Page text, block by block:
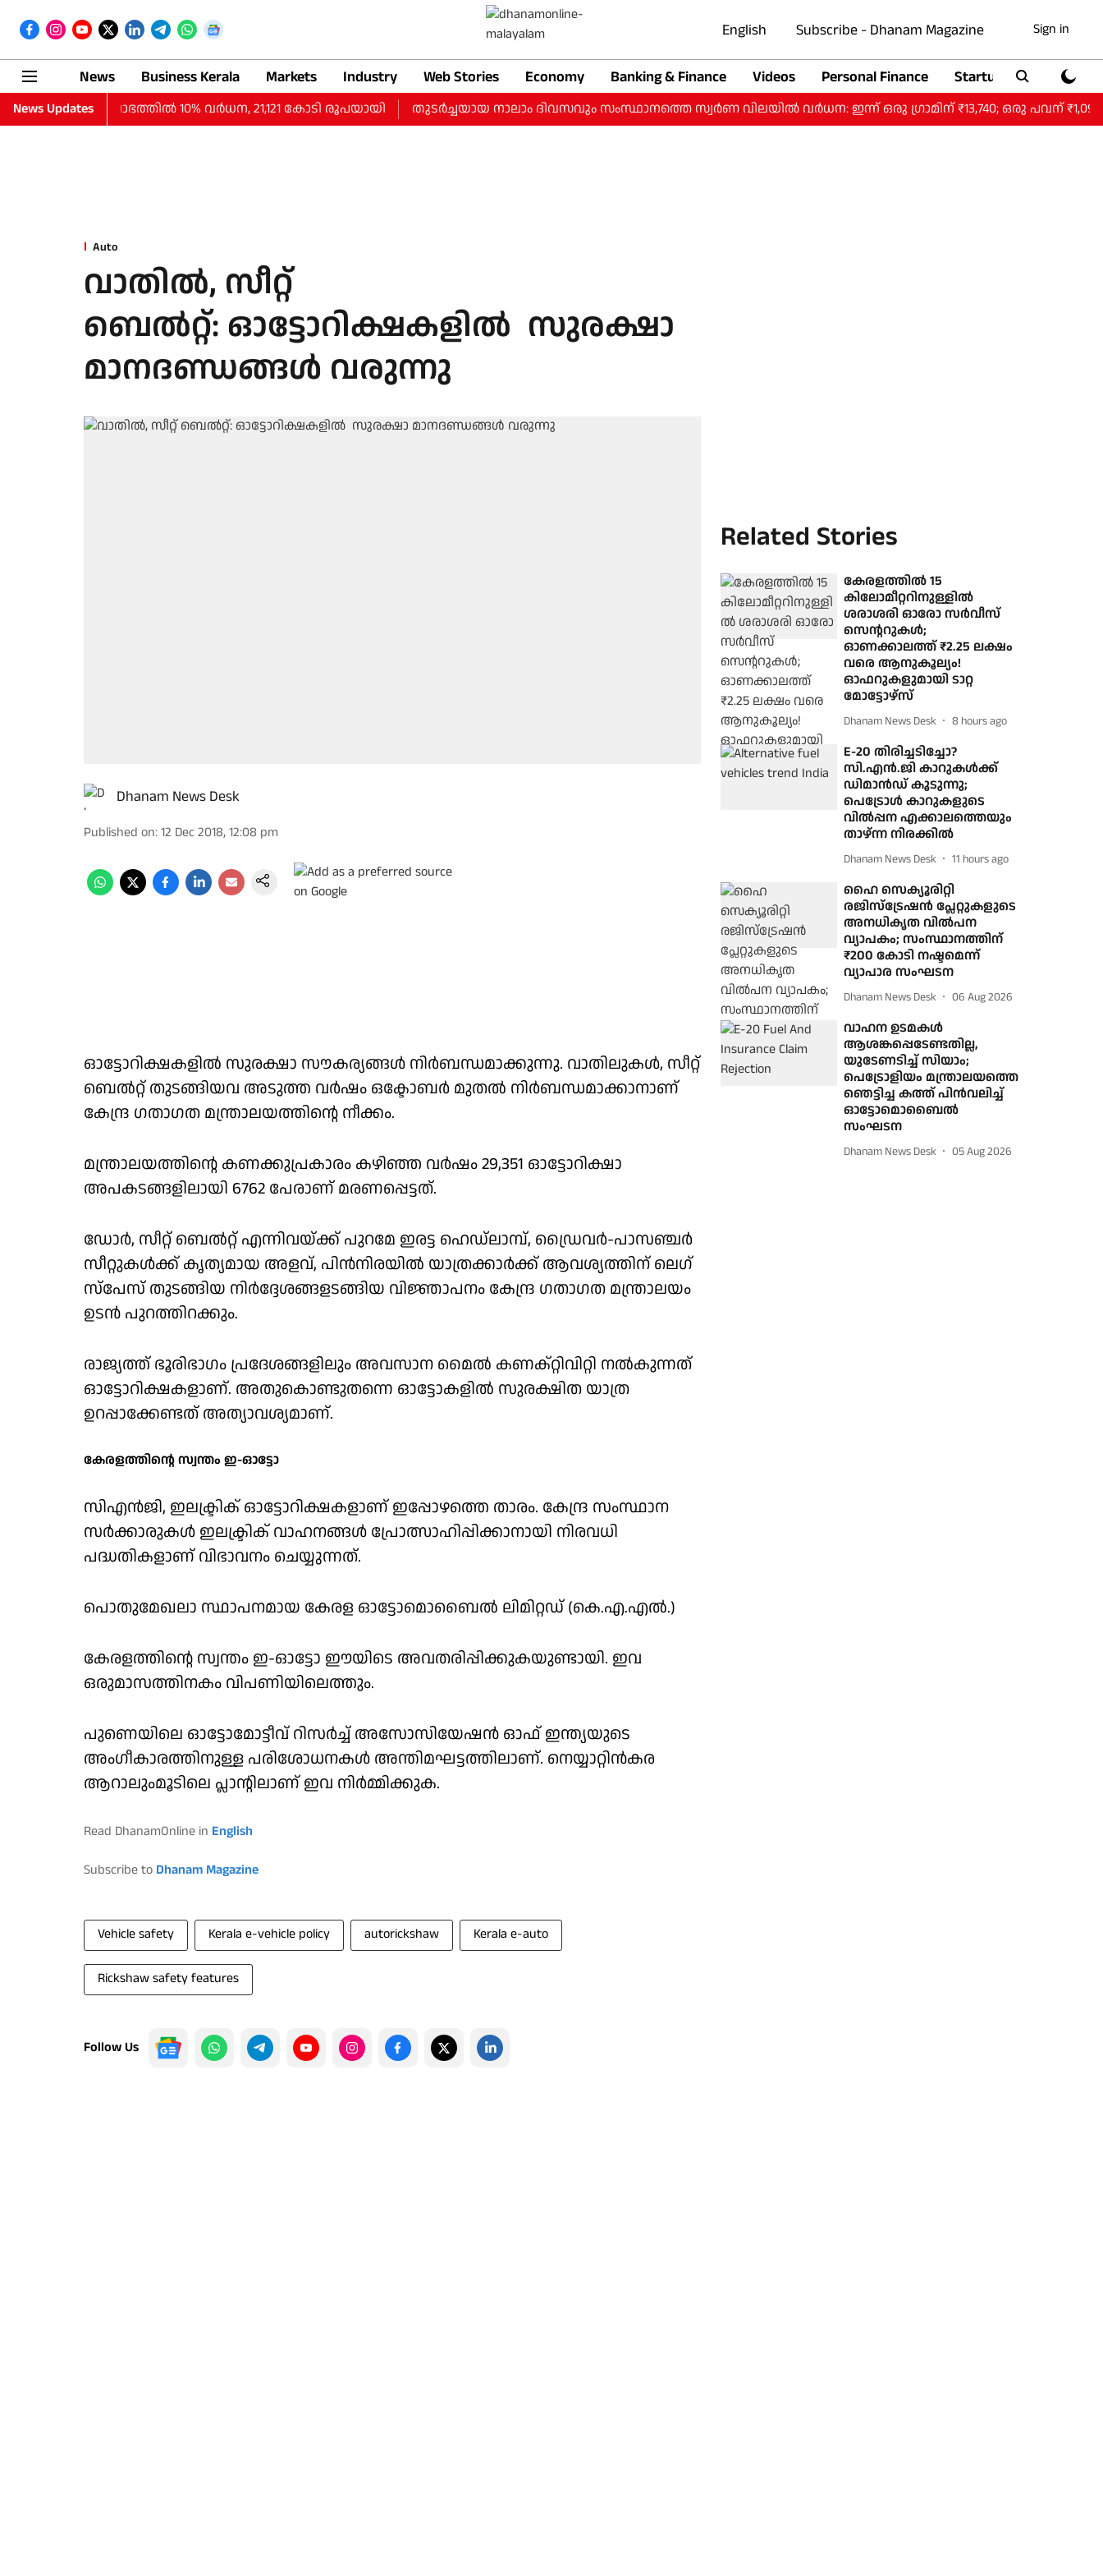
English Subscribe - Dhanam Magazine Sign in
News Business Kerala Markets Industry Web Stories Economy Banking & Finance Videos Personal Finance Startup
News Updates
ലാഭത്തില്‍ 10% വര്‍ധന, 21,121 കോടി രൂപയായി തുടർച്ചയായ നാലാം ദിവസവും സംസ്ഥാനത്തെ സ്വർണ വിലയിൽ വർധന: ഇന്ന് ഒരു ​ഗ്രാമിന് ₹13,740; ഒരു പവന് ₹1,09,920.
Auto
വാതിൽ, സീറ്റ്
ബെൽറ്റ്: ഓട്ടോറിക്ഷകളില്‍ സുരക്ഷാ
മാനദണ്ഡങ്ങൾ വരുന്നു
Dhanam News Desk
Published on:12 Dec 2018, 12:08 pm
ഓട്ടോറിക്ഷകളില്‍ സുരക്ഷാ സൗകര്യങ്ങള്‍ നിർബന്ധമാക്കുന്നു. വാതിലുകൾ, സീറ്റ്
ബെൽറ്റ് തുടങ്ങിയവ അടുത്ത വര്‍ഷം ഒക്ടോബര്‍ മുതല്‍ നിര്‍ബന്ധമാക്കാനാണ്
കേന്ദ്ര ഗതാഗത മന്ത്രാലയത്തിന്റെ നീക്കം.
മന്ത്രാലയത്തിന്റെ കണക്കുപ്രകാരം കഴിഞ്ഞ വര്‍ഷം 29,351 ഓട്ടോറിക്ഷാ
അപകടങ്ങളിലായി 6762 പേരാണ് മരണപ്പെട്ടത്.
ഡോര്‍, സീറ്റ് ബെല്‍റ്റ് എന്നിവയ്ക്ക് പുറമേ ഇരട്ട ഹെഡ്‌ലാമ്പ്, ഡ്രൈവര്‍-പാസഞ്ചര്‍
സീറ്റുകള്‍ക്ക് കൃത്യമായ അളവ്, പിന്‍നിരയില്‍ യാത്രക്കാര്‍ക്ക് ആവശ്യത്തിന് ലെഗ്
സ്‌പേസ് തുടങ്ങിയ നിര്‍ദ്ദേശങ്ങളടങ്ങിയ വിജ്ഞാപനം കേന്ദ്ര ഗതാഗത മന്ത്രാലയം
ഉടന്‍ പുറത്തിറക്കും.
രാജ്യത്ത് ഭൂരിഭാഗം പ്രദേശങ്ങളിലും അവസാന മൈൽ കണക്റ്റിവിറ്റി നൽകുന്നത്
ഓട്ടോറിക്ഷകളാണ്. അതുകൊണ്ടുതന്നെ ഓട്ടോകളിൽ സുരക്ഷിത യാത്ര
ഉറപ്പാക്കേണ്ടത് അത്യാവശ്യമാണ്.
കേരളത്തിന്റെ സ്വന്തം ഇ-ഓട്ടോ
സിഎൻജി, ഇലക്ട്രിക് ഓട്ടോറിക്ഷകളാണ് ഇപ്പോഴത്തെ താരം. കേന്ദ്ര സംസ്ഥാന
സർക്കാരുകൾ ഇലക്ട്രിക് വാഹനങ്ങൾ പ്രോത്സാഹിപ്പിക്കാനായി നിരവധി
പദ്ധതികളാണ് വിഭാവനം ചെയ്യുന്നത്.
പൊതുമേഖലാ സ്ഥാപനമായ കേരള ഓട്ടോമൊബൈൽ ലിമിറ്റഡ് (കെ.എ.എൽ.)
കേരളത്തിന്റെ സ്വന്തം ഇ-ഓട്ടോ ഈയിടെ അവതരിപ്പിക്കുകയുണ്ടായി. ഇവ
ഒരുമാസത്തിനകം വിപണിയിലെത്തും.
പുണെയിലെ ഓട്ടോമോട്ടീവ് റിസർച്ച് അസോസിയേഷൻ ഓഫ് ഇന്ത്യയുടെ
അംഗീകാരത്തിനുള്ള പരിശോധനകൾ അന്തിമഘട്ടത്തിലാണ്. നെയ്യാറ്റിൻകര
ആറാലുംമൂടിലെ പ്ലാന്റിലാണ് ഇവ നിർമ്മിക്കുക.
Read DhanamOnline in English
Subscribe to Dhanam Magazine
Vehicle safety Kerala e-vehicle policy autorickshaw Kerala e-auto
Rickshaw safety features
Follow Us
Related Stories
കേരളത്തില്‍ 15
കിലോമീറ്ററിനുള്ളില്‍
ശരാശരി ഓരോ സര്‍വീസ്
സെന്ററുകള്‍;
ഓണക്കാലത്ത് ₹2.25 ലക്ഷം
വരെ ആനുകൂല്യം!
ഓഫറുകളുമായി ടാറ്റ
മോട്ടോഴ്‌സ്
Dhanam News Desk 8 hours ago
E-20 തിരിച്ചടിച്ചോ?
സി.എൻ.ജി കാറുകൾക്ക്
ഡിമാൻഡ് കൂടുന്നു;
പെട്രോൾ കാറുകളുടെ
വിൽപ്പന എക്കാലത്തെയും
താഴ്ന്ന നിരക്കിൽ
Dhanam News Desk 11 hours ago
ഹൈ സെക്യൂരിറ്റി
രജിസ്‌ട്രേഷന്‍ പ്ലേറ്റുകളുടെ
അനധികൃത വില്‍പന
വ്യാപകം; സംസ്ഥാനത്തിന്
₹200 കോടി നഷ്ടമെന്ന്
വ്യാപാര സംഘടന
Dhanam News Desk 06 Aug 2026
വാഹന ഉടമകള്‍
ആശങ്കപ്പെടേണ്ടതില്ല,
യുടേണടിച്ച് സിയാം;
പെട്രോളിയം മന്ത്രാലയത്തെ
ഞെട്ടിച്ച കത്ത് പിന്‍വലിച്ച്
ഓട്ടോമൊബൈല്‍
സംഘടന
Dhanam News Desk 05 Aug 2026